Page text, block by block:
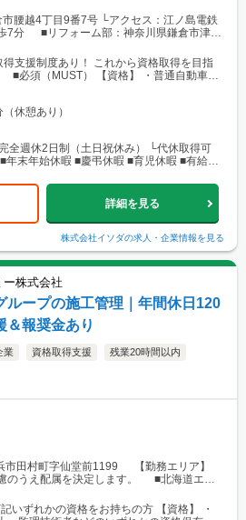
腰越4丁目9番7号 └アクセス：江ノ島電鉄
7分 ■リフォーム部：神奈川県鎌倉市津
支援制度あり！ これから資格取得を目指
必須（MUST） 【資格】 ・普通自動車運
休憩あり）
全週休2日制（土日祝休み） └代休取得可
年末年始休暇 ■慶弔休暇 ■育児休暇 ■有給休
詳細を見る
株式会社イソダの求人・企業情報を見る
株式会社
ループの施工管理｜年間休日120
＆報奨金あり
業 資格取得支援 残業20時間以内
市田村町字仙堂前1199 【勤務エリア】
のうえ配属を決定します。 ■北海道エリ
仙台市宮城野区榴岡3-4-1 ■北陸信越エリ
新潟市中央区笹口1-2 ■関東エリア └勤務
いずれかの資格をお持ちの方 【資格】 ・